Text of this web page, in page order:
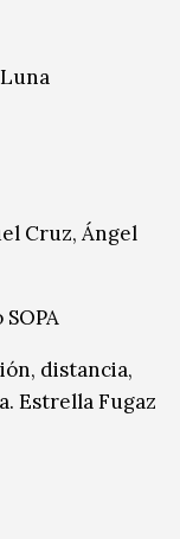
Cruz, Ángel
distancia,
Estrella Fugaz